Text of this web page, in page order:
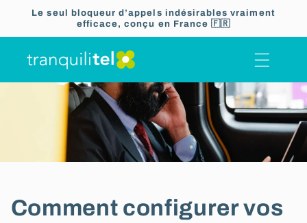
Ignorer et
passer au
contenu
Le seul bloqueur d’appels indésirables vraiment
efficace, conçu en France 🇫🇷
Comment configurer vos